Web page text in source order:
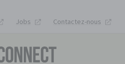
Jobs Contactez-nous